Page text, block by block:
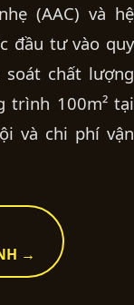
(AAC) và hệ
đầu tư vào quy
chất lượng
trình 100m² tại
và chi phí vận
→